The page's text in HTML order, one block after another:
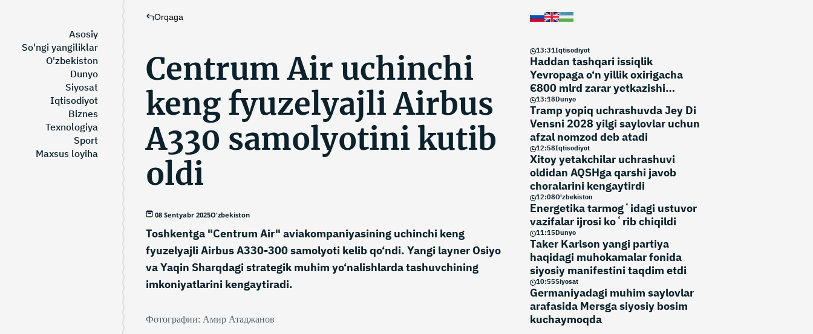
Asosiy
So'ngi yangiliklar
O'zbekiston
Dunyo
Siyosat
Iqtisodiyot
Biznes
Texnologiya
Sport
Maxsus loyiha
Orqaga
Centrum Air uchinchi
keng fyuzelyajli Airbus
A330 samolyotini kutib
oldi
08 Sentyabr 2025O'zbekiston
Toshkentga "Centrum Air" aviakompaniyasining uchinchi keng
fyuzelyajli Airbus A330-300 samolyoti kelib qo‘ndi. Yangi layner Osiyo
va Yaqin Sharqdagi strategik muhim yo‘nalishlarda tashuvchining
imkoniyatlarini kengaytiradi.
Фотографии: Амир Атаджанов
13:31Iqtisodiyot
Haddan tashqari issiqlik
Yevropaga o‘n yillik oxirigacha
€800 mlrd zarar yetkazishi
mumkin
13:18Dunyo
Tramp yopiq uchrashuvda Jey Di
Vensni 2028 yilgi saylovlar uchun
afzal nomzod deb atadi
12:58Iqtisodiyot
Xitoy yetakchilar uchrashuvi
oldidan AQSHga qarshi javob
choralarini kengaytirdi
12:08O'zbekiston
Energetika tarmogʻidagi ustuvor
vazifalar ijrosi koʻrib chiqildi
11:15Dunyo
Taker Karlson yangi partiya
haqidagi muhokamalar fonida
siyosiy manifestini taqdim etdi
10:55Siyosat
Germaniyadagi muhim saylovlar
arafasida Mersga siyosiy bosim
kuchaymoqda